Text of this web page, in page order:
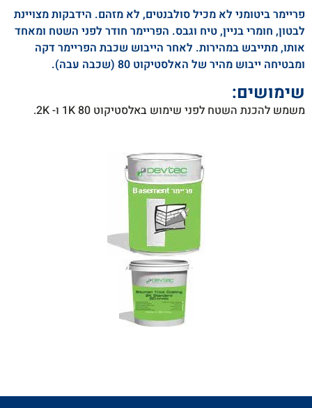
פריימר ביטומני לא מכיל סולבנטים, לא מזהם. הידבקות מצויינת
לבטון, חומרי בניין, טיח וגבס. הפריימר חודר לפני השטח ומאחד
אותו, מתייבש במהירות. לאחר הייבוש שכבת הפריימר דקה
ומבטיחה ייבוש מהיר של האלסטיקוט 80 (שכבה עבה).
שימושים:
משמש להכנת השטח לפני שימוש באלסטיקוט 80 1K ו- 2K.